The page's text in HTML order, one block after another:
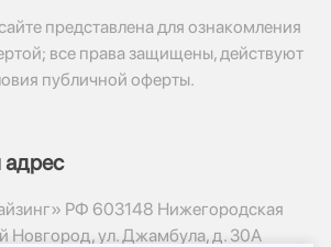
представлена для ознакомления
все права защищены, действуют
публичной оферты.
РФ 603148 Нижегородская
Новгород, ул. Джамбула, д. 30А